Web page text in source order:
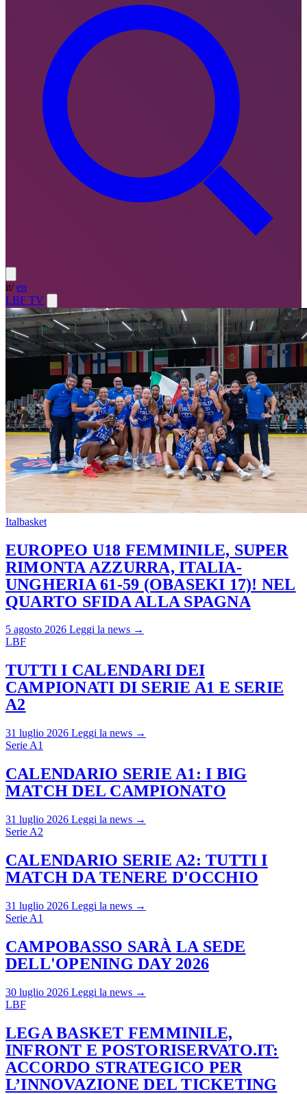
it/ en
LBF TV
Italbasket
EUROPEO U18 FEMMINILE, SUPER
RIMONTA AZZURRA, ITALIA-
UNGHERIA 61-59 (OBASEKI 17)! NEL
QUARTO SFIDA ALLA SPAGNA
5 agosto 2026 Leggi la news →
LBF
TUTTI I CALENDARI DEI
CAMPIONATI DI SERIE A1 E SERIE
A2
31 luglio 2026 Leggi la news →
Serie A1
CALENDARIO SERIE A1: I BIG
MATCH DEL CAMPIONATO
31 luglio 2026 Leggi la news →
Serie A2
CALENDARIO SERIE A2: TUTTI I
MATCH DA TENERE D'OCCHIO
31 luglio 2026 Leggi la news →
Serie A1
CAMPOBASSO SARÀ LA SEDE
DELL'OPENING DAY 2026
30 luglio 2026 Leggi la news →
LBF
LEGA BASKET FEMMINILE,
INFRONT E POSTORISERVATO.IT:
ACCORDO STRATEGICO PER
L’INNOVAZIONE DEL TICKETING